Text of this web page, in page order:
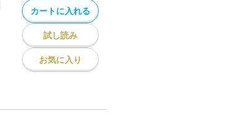
カートに入れる
試し読み
お気に入り